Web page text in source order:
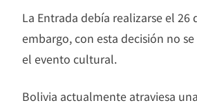
La Entrada debía realizarse el 26
embargo, con esta decisión no
el evento cultural.
Bolivia actualmente atraviesa